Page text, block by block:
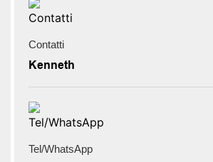
Contatti
Kenneth
Tel/WhatsApp